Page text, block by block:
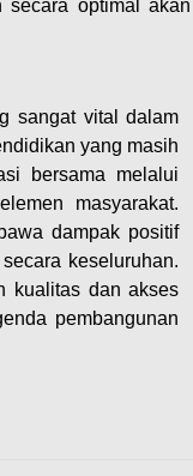
secara optimal akan
sangat vital dalam
yang masih
bersama melalui
masyarakat.
dampak positif
keseluruhan.
kualitas dan akses
pembangunan